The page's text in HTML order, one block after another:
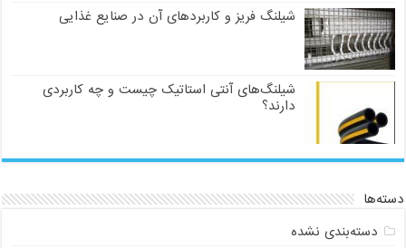
شیلنگ فریز و کاربردهای آن در صنایع غذایی
شیلنگ‌های آنتی استاتیک چیست و چه کاربردی
دارند؟
دسته‌ها
دسته‌بندی نشده